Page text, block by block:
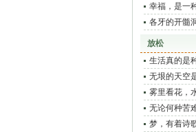
觑！
幸福，是一
各牙的开髓
放松
生活真的是
以寻找内心
无垠的天空
雾里看花，
无论何种苦
梦，有着诗